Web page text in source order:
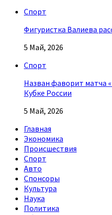
Спорт
Фигуристка Валиева
5 Май, 2026
Спорт
Назван фаворит матча
Кубке России
5 Май, 2026
Главная
Экономика
Происшествия
Спорт
Авто
Спонсоры
Культура
Наука
Политика